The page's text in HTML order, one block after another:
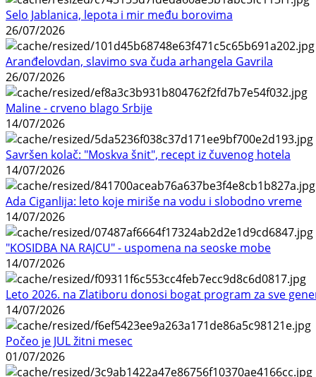
Selo Jablanica, lepota i mir među borovima
26/07/2026
Aranđelovdan, slavimo sva čuda arhangela Gavrila
26/07/2026
Maline - crveno blago Srbije
14/07/2026
Savršen kolač: "Moskva šnit", recept iz čuvenog hotela
14/07/2026
Ada Ciganlija: leto koje miriše na vodu i slobodno vreme
14/07/2026
"KOSIDBA NA RAJCU" - uspomena na seoske mobe
14/07/2026
Leto 2026. na Zlatiboru donosi bogat program za sve
14/07/2026
Počeo je JUL žitni mesec
01/07/2026